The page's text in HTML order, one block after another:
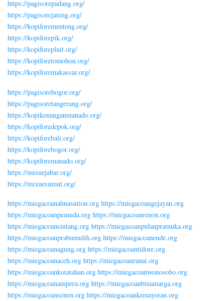
https://pagisorepadang.org/
https://pagisorejateng.org/
https://kopiforementeng.org/
https://kopiforepik.org/
https://kopiforepluit.org/
https://kopiforetomohon.org/
https://kopiforemakassar.org/
https://pagisorebogor.org/
https://pagisoretangerang.org/
https://kopikenanganmanado.org/
https://kopiforedepok.org/
https://kopiforebali.org/
https://kopiforebogor.org/
https://kopiforemanado.org/
https://mixuejabar.org/
https://mixuesumut.org/
https://miegacoanahnasution.org https://miegacoangejayan.org
https://miegacoanpemuda.org https://miegacoanrenon.org
https://miegacoansintang.org https://miegacoanpulaupramuka.org
https://miegacoanprabumulih.org https://miegacoanende.org
https://miegacoanagung.org https://miegacoantidore.org
https://miegacoanaceh.org https://miegacoanranai.org
https://miegacoankotatahan.org https://miegacoanwonosobo.org
https://miegacoanampera.org https://miegacoanbinamarga.org
https://miegacoansenen.org https://miegacoankemayoran.org